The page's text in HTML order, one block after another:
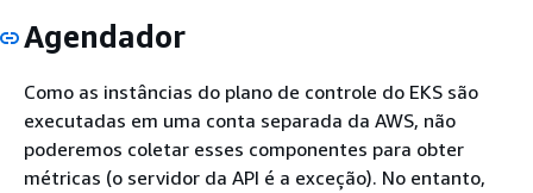
Agendador
Como as instâncias do plano de controle do EKS são
executadas em uma conta separada da AWS, não
poderemos coletar esses componentes para obter
métricas (o servidor da API é a exceção). No entanto,